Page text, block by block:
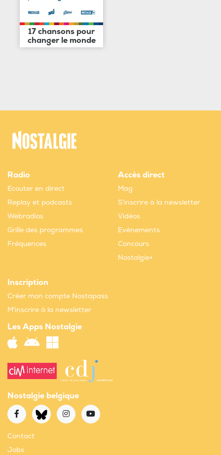
17 chansons pour
changer le monde
Radio
Ecouter en direct
Replay et podcasts
Webradios
Grille des programmes
Fréquences
Accès direct
Mag
S'inscrire à la newsletter
Vidéos
Evènements
Concours
Nostalgie+
Inscription
Créer mon compte Nostapass
M'inscrire à la newsletter
Les Apps Nostalgie
Nostalgie belgique
Contact
Jobs